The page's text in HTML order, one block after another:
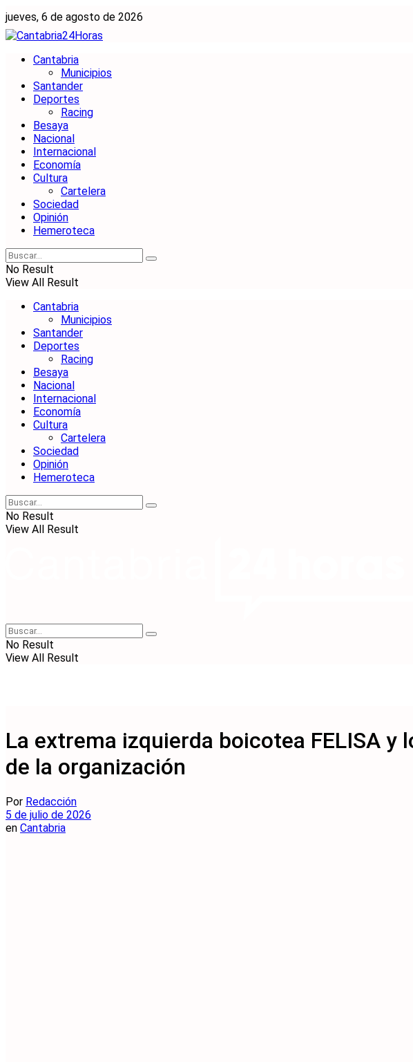
jueves, 6 de agosto de 2026
Cantabria
Municipios
Santander
Deportes
Racing
Besaya
Nacional
Internacional
Economía
Cultura
Cartelera
Sociedad
Opinión
Hemeroteca
No Result
View All Result
Cantabria
Municipios
Santander
Deportes
Racing
Besaya
Nacional
Internacional
Economía
Cultura
Cartelera
Sociedad
Opinión
Hemeroteca
No Result
View All Result
No Result
View All Result
La extrema izquierda boicotea FELISA
de la organización
Por Redacción
5 de julio de 2026
en Cantabria